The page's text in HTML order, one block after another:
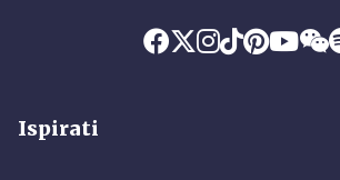
Ispirati